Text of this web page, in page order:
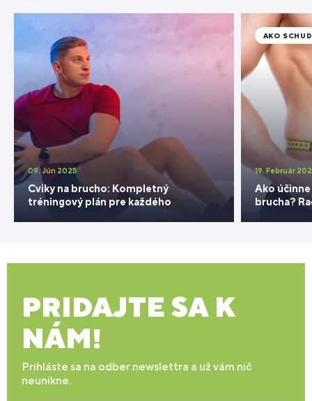
09. Jún 2025
Cviky na brucho: Kompletný
tréningový plán pre každého
19. Február
Ako
brucha?
AKO
PRIDAJTE SA K
NÁM!
Prihláste sa na odber newslettra a už vám nič
neunikne.